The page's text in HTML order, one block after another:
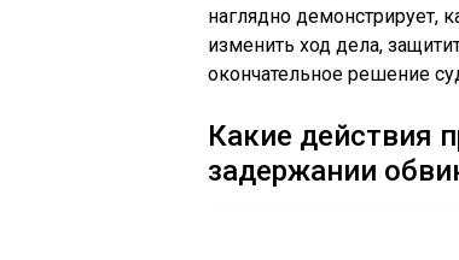
наглядно демонстрирует,
изменить ход дела,
окончательное решение
Какие действия
задержании